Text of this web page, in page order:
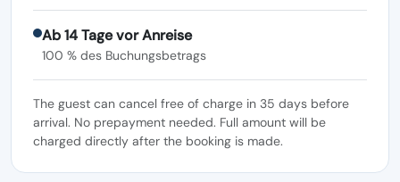
Ab 14 Tage vor Anreise
100 % des Buchungsbetrags
The guest can cancel free of charge in 35 days before
arrival. No prepayment needed. Full amount will be
charged directly after the booking is made.